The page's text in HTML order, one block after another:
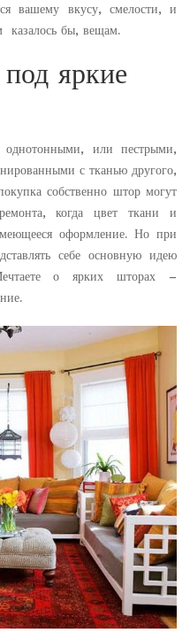
вашему вкусу, смелости, и
казалось бы, вещам.
яркие
или пестрыми,
с тканью другого,
собственно штор могут
когда цвет ткани и
оформление. Но при
себе основную идею
о ярких шторах –